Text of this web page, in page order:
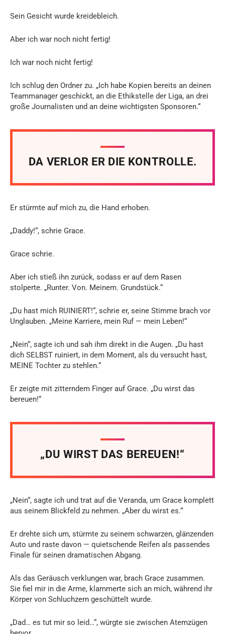
Sein Gesicht wurde kreidebleich.
Aber ich war noch nicht fertig!
Ich war noch nicht fertig!
Ich schlug den Ordner zu. „Ich habe Kopien bereits an deinen
Teammanager geschickt, an die Ethikstelle der Liga, an drei
große Journalisten und an deine wichtigsten Sponsoren.“
DA VERLOR ER DIE KONTROLLE.
Er stürmte auf mich zu, die Hand erhoben.
„Daddy!“, schrie Grace.
Grace schrie.
Aber ich stieß ihn zurück, sodass er auf dem Rasen
stolperte. „Runter. Von. Meinem. Grundstück.“
„Du hast mich RUINIERT!“, schrie er, seine Stimme brach vor
Unglauben. „Meine Karriere, mein Ruf — mein Leben!“
„Nein“, sagte ich und sah ihm direkt in die Augen. „Du hast
dich SELBST ruiniert, in dem Moment, als du versucht hast,
MEINE Tochter zu stehlen.“
Er zeigte mit zitterndem Finger auf Grace. „Du wirst das
bereuen!“
„DU WIRST DAS BEREUEN!“
„Nein“, sagte ich und trat auf die Veranda, um Grace komplett
aus seinem Blickfeld zu nehmen. „Aber du wirst es.“
Er drehte sich um, stürmte zu seinem schwarzen, glänzenden
Auto und raste davon — quietschende Reifen als passendes
Finale für seinen dramatischen Abgang.
Als das Geräusch verklungen war, brach Grace zusammen.
Sie fiel mir in die Arme, klammerte sich an mich, während ihr
Körper von Schluchzern geschüttelt wurde.
„Dad… es tut mir so leid…“, würgte sie zwischen Atemzügen